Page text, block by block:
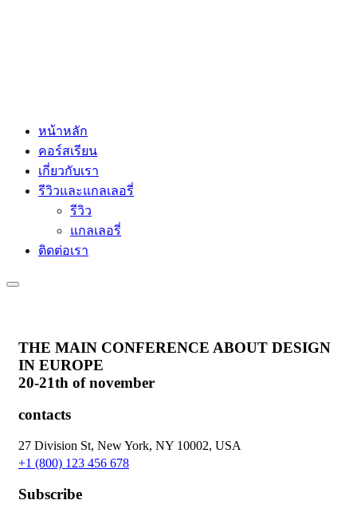
หน้าหลัก
คอร์สเรียน
เกี่ยวกับเรา
รีวิวและแกลเลอรี่
รีวิว
แกลเลอรี่
ติดต่อเรา
THE MAIN CONFERENCE ABOUT DESIGN
IN EUROPE
20-21th of november
contacts
27 Division St, New York, NY 10002, USA
+1 (800) 123 456 678
Subscribe